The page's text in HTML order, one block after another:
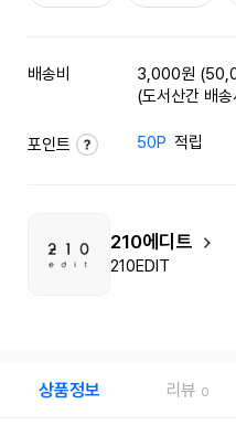
배송비
3,000원
(도서산간 배
포인트 50P 적립
210에디트
210EDIT
상품정보 리뷰 0